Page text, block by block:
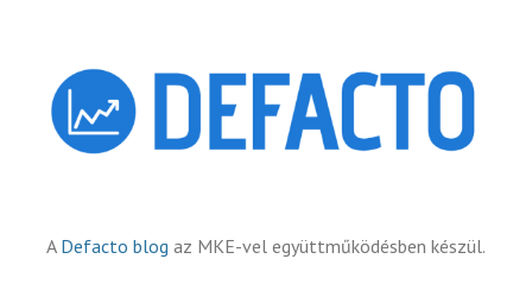
A Defacto blog az MKE-vel együttműködésben készül.